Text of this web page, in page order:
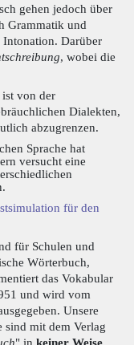
gehen jedoch über
Grammatik und
Darüber
, wobei die
ist von der
Dialekten,
abzugrenzen.
Sprache hat
versucht eine
für den
für Schulen und
Wörterbuch,
das Vokabular
und wird vom
Unsere
sind mit dem Verlag
" in keiner Weise